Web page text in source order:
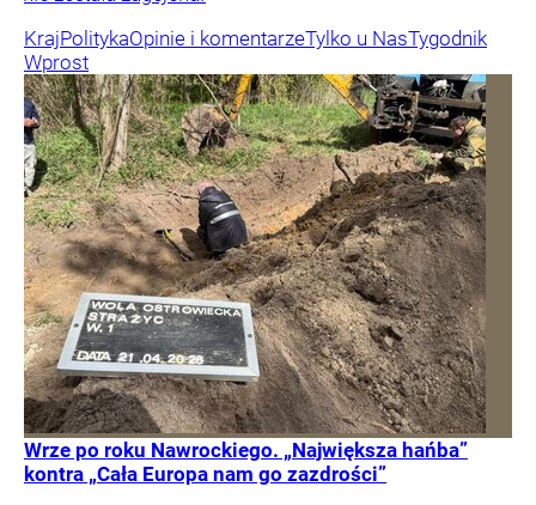
KrajPolitykaOpinie i komentarzeTylko u NasTygodnik
Wprost
Wrze po roku Nawrockiego. „Największa hańba”
kontra „Cała Europa nam go zazdrości”